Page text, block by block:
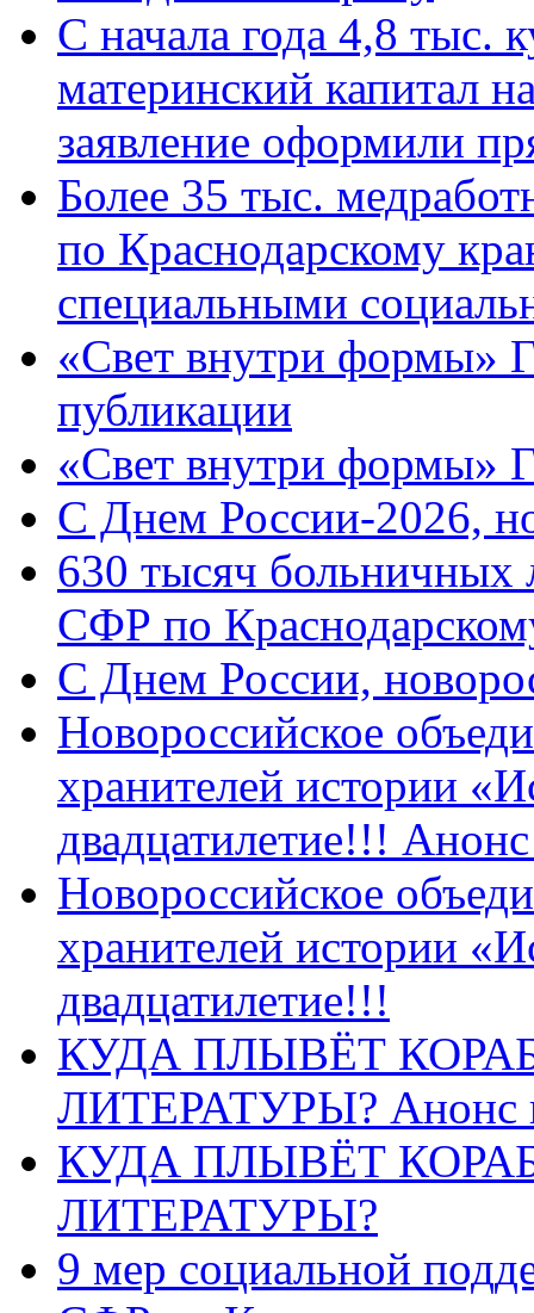
С начала года 4,8 тыс.
материнский капитал
заявление оформили
Более 35 тыс.
по Краснодарскому
специальными
«Свет внутри формы»
публикации
«Свет внутри формы»
C Днем России-2026,
630 тысяч больничных
СФР по
C Днем России,
Новороссийское
хранителей истории
двадцатилетие!!!
Новороссийское
хранителей истории
двадцатилетие!!!
КУДА ПЛЫВЁТ
ЛИТЕРАТУРЫ? Анонс
КУДА ПЛЫВЁТ
ЛИТЕРАТУРЫ?
9 мер социальной